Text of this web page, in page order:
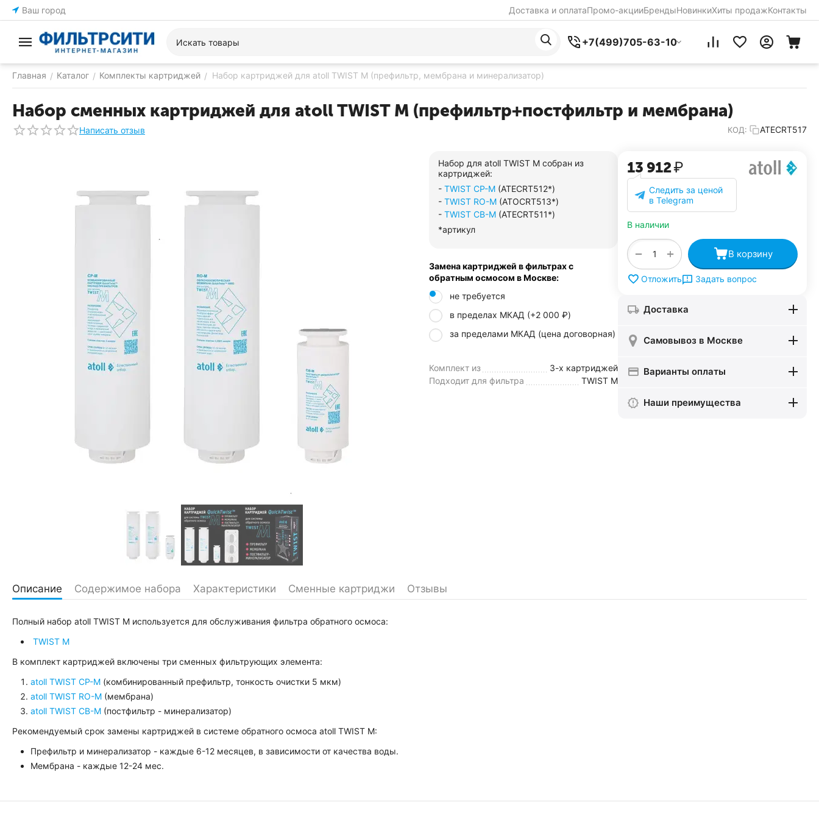
Ваш город Доставка и оплатаПромо-акцииБрендыНовинкиХиты продажКонтакты
+7(499)705-63-10
Главная / Каталог / Комплекты картриджей / Набор картриджей для atoll TWIST M (префильтр, мембрана и минерализатор)
Набор сменных картриджей для atoll TWIST M (префильтр+постфильтр и мембрана)
Написать отзыв КОД: ATECRT517
Набор для atoll TWIST M собран из
картриджей:
- TWIST CP-М (ATECRT512*)
- TWIST RO-M (ATOCRT513*)
- TWIST CB-M (ATECRT511*)
*артикул
Замена картриджей в фильтрах с
обратным осмосом в Москве:
не требуется
в пределах МКАД (+2 000 ₽)
за пределами МКАД (цена договорная)
Комплект из
3-х картриджей
Подходит для фильтра
TWIST M
13 912₽
Следить за ценой
в Telegram
В наличии
+
− В корзину
Отложить Задать вопрос
Доставка
Самовывоз в Москве
Варианты оплаты
Наши преимущества
Описание Содержимое набора Характеристики Сменные картриджи Отзывы
Полный набор atoll TWIST M используется для обслуживания фильтра обратного осмоса:
TWIST M
В комплект картриджей включены три сменных фильтрующих элемента:
atoll TWIST CP-М (комбинированный префильтр, тонкость очистки 5 мкм)
atoll TWIST RO-M (мембрана)
atoll TWIST CB-M (постфильтр - минерализатор)
Рекомендуемый срок замены картриджей в системе обратного осмоса atoll TWIST M:
Префильтр и минерализатор - каждые 6-12 месяцев, в зависимости от качества воды.
Мембрана - каждые 12-24 мес.